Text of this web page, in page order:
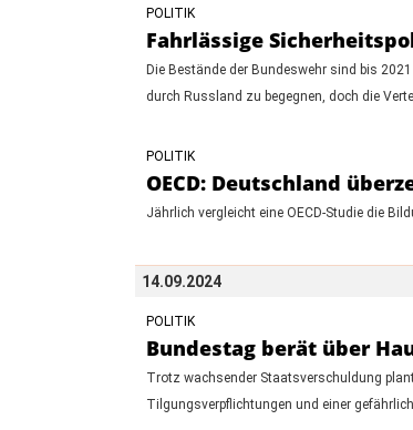
POLITIK
Fahrlässige
Die Bestände der Bundeswehr sind bis
durch Russland zu begegnen, doch die
POLITIK
OECD: Deutschland
Jährlich vergleicht eine OECD-Studie die
14.09.2024
POLITIK
Bundestag berät über
Trotz wachsender Staatsverschuldung
Tilgungsverpflichtungen und einer